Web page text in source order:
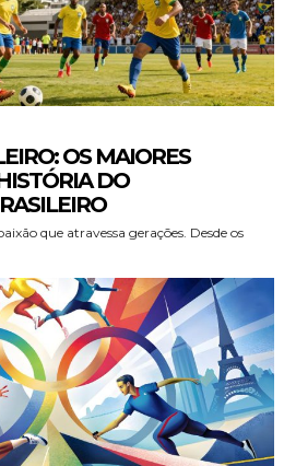
OS MAIORES
DO
que atravessa gerações. Desde os